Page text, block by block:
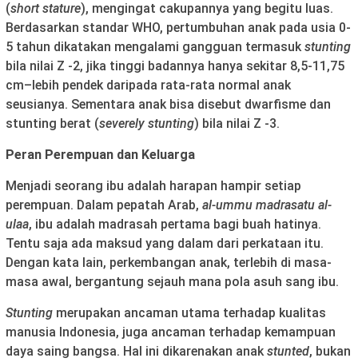
(short stature), mengingat cakupannya yang begitu luas.
Berdasarkan standar WHO, pertumbuhan anak pada usia 0-
5 tahun dikatakan mengalami gangguan termasukstunting
bila nilai Z -2, jika tinggi badannya hanya sekitar 8,5-11,75
cm–lebih pendek daripada rata-rata normal anak
seusianya. Sementara anak bisa disebut dwarfisme dan
stunting berat (severely stunting) bila nilai Z -3.
Peran Perempuan dan Keluarga
Menjadi seorang ibu adalah harapan hampir setiap
perempuan. Dalam pepatah Arab, al-ummu madrasatu al-
ulaa, ibu adalah madrasah pertama bagi buah hatinya.
Tentu saja ada maksud yang dalam dari perkataan itu.
Dengan kata lain, perkembangan anak, terlebih di masa-
masa awal, bergantung sejauh mana pola asuh sang ibu.
Stunting merupakan ancaman utama terhadap kualitas
manusia Indonesia, juga ancaman terhadap kemampuan
daya saing bangsa. Hal ini dikarenakan anakstunted, bukan